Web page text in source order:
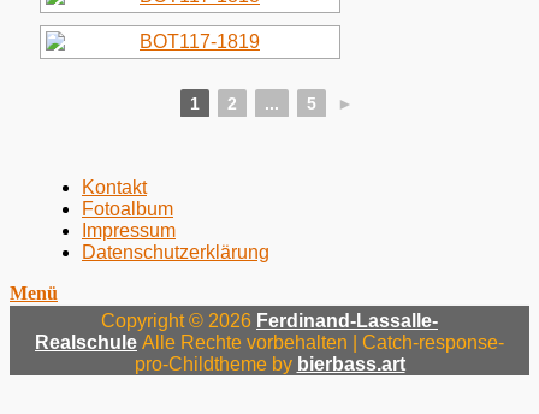
1 2 ... 5 ►
Menü
Fußzeile
Zum
Inhalt:
Kontakt
Fotoalbum
Impressum
Datenschutzerklärung
Menü
Copyright © 2026 Ferdinand-Lassalle-
Realschule Alle Rechte vorbehalten | Catch-response-
pro-Childtheme by bierbass.art